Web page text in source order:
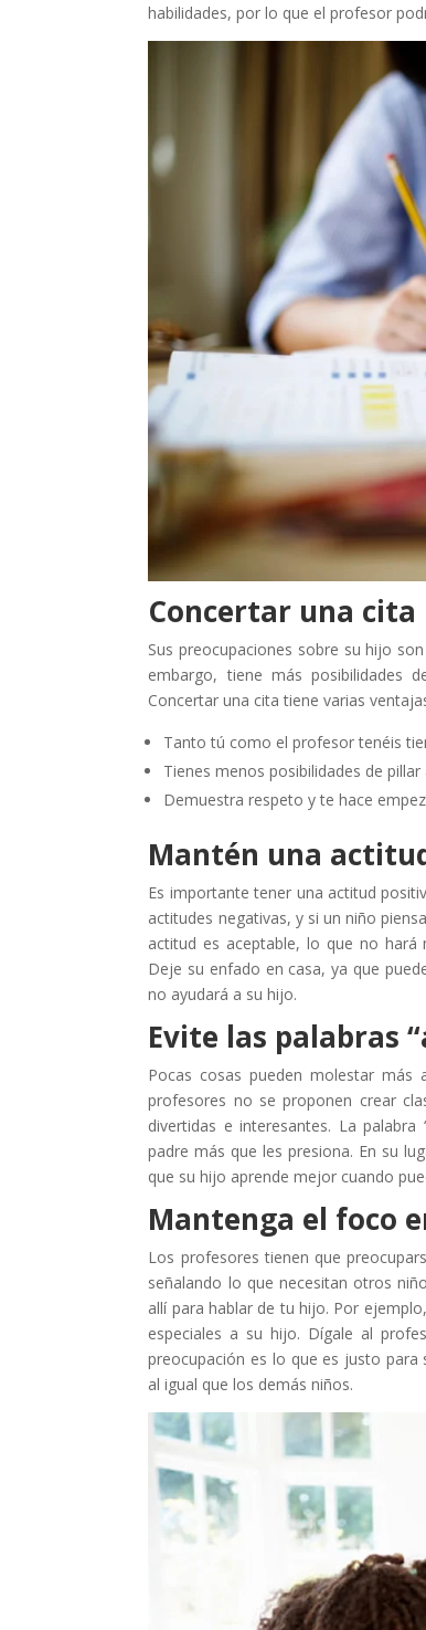
habilidades, por lo que el profesor
Concertar una cita
Sus preocupaciones sobre su hijo
embargo, tiene más posibilidades
Concertar una cita tiene varias
Tanto tú como el profesor tenéis
Tienes menos posibilidades de
Demuestra respeto y te hace
Mantén una
Es importante tener una actitud
actitudes negativas, y si un niño
actitud es aceptable, lo que no hará
Deje su enfado en casa, ya que
no ayudará a su hijo.
Evite las palabras
Pocas cosas pueden molestar
profesores no se proponen crear
divertidas e interesantes. La
padre más que les presiona. En su
que su hijo aprende mejor cuando
Mantenga el foco
Los profesores tienen que
señalando lo que necesitan otros
allí para hablar de tu hijo. Por
especiales a su hijo. Dígale al
preocupación es lo que es justo
al igual que los demás niños.